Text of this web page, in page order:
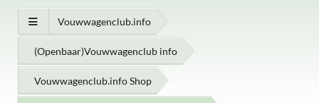
Vouwwagenclub.info
(Openbaar)Vouwwagenclub info
Vouwwagenclub.info Shop